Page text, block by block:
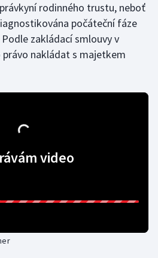
rodinného trustu, neboť
počáteční fáze
zakládací smlouvy v
nakládat s majetkem
video